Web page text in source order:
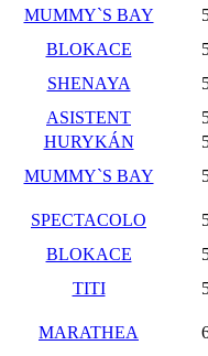
MUMMY`S BAY
BLOKACE
SHENAYA
ASISTENT
HURYKÁN
MUMMY`S BAY
SPECTACOLO
BLOKACE
TITI
MARATHEA